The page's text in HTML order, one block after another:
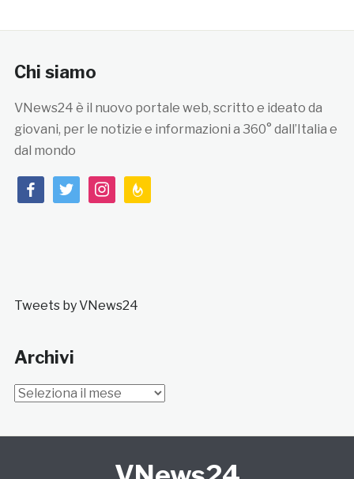
Chi siamo
VNews24 è il nuovo portale web, scritto e ideato da
giovani, per le notizie e informazioni a 360° dall’Italia e
dal mondo
facebooktwitterinstagramfeedburner
Tweets by VNews24
Archivi
Archivi